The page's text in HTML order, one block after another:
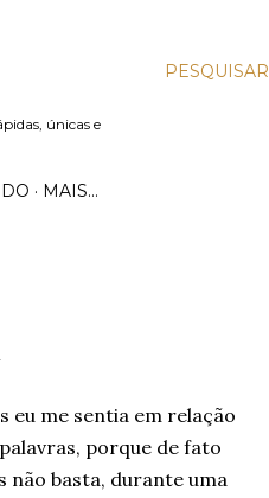
PESQUISAR
únicas e
MAIS…
eu me sentia em relação
porque de fato
não basta, durante uma